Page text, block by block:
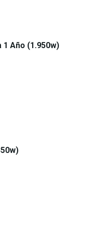
1 Año (1.950w)